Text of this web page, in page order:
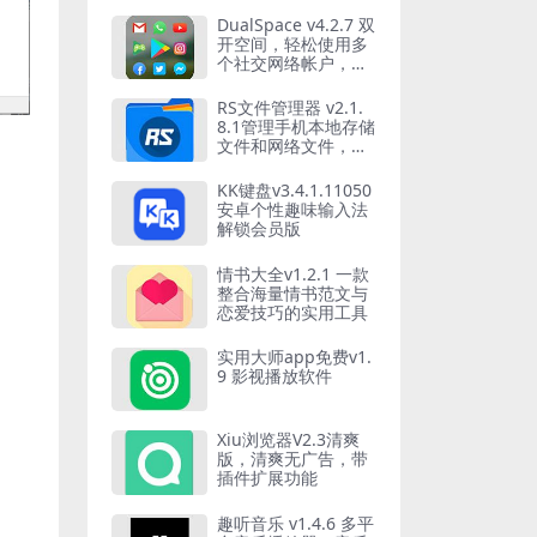
DualSpace v4.2.7 双
开空间，轻松使用多
个社交网络帐户，解
RS文件管理器 v2.1.
8.1管理手机本地存储
文件和网络文件，解
KK键盘v3.4.1.11050
安卓个性趣味输入法
解锁会员版
情书大全v1.2.1 一款
整合海量情书范文与
恋爱技巧的实用工具
实用大师app免费v1.
9 影视播放软件
Xiu浏览器V2.3清爽
版，清爽无广告，带
插件扩展功能
趣听音乐 v1.4.6 多平